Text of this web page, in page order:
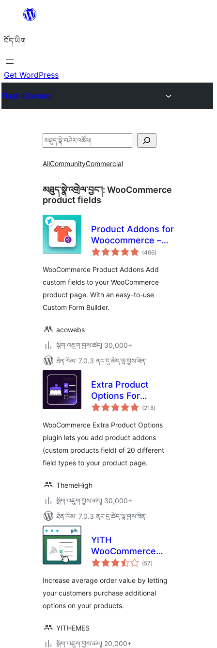
content
བོད་ཡིག
Get WordPress
Plugin Directory
བཤེར་
AllCommunityCommercial
མཐུད་སྣེ་འགྲེལ་བྱང་།: WooCommerce
product fields
Product Addons for
Woocommerce –
Product Options
(466གདེང་
འཇོག་
ཚང་།
)
WooCommerce Product Addons Add
custom fields to your WooCommerce
product page. With an easy-to-use
Custom Form Builder.
acowebs
སྒྲིག་འཇུག་བྱས་ཚད། 30,000+
ཐོན་རིམ་ 7.0.3 ནང་དུ་ཚོད་ལྟ་བྱས་ཟིན།
Extra Product
Options For
WooCommerce |
Addons and Fields
(218གདེང་
འཇོག་
ཚང་།
)
WooCommerce Extra Product Options
plugin lets you add product addons
(custom products field) of 20 different
field types to your product page.
ThemeHigh
སྒྲིག་འཇུག་བྱས་ཚད། 30,000+
ཐོན་རིམ་ 7.0.3 ནང་དུ་ཚོད་ལྟ་བྱས་ཟིན།
YITH
WooCommerce
Product Add-Ons
(57གདེང་
འཇོག་
ཚང་།
)
Increase average order value by letting
your customers purchase additional
options on your products.
YITHEMES
སྒྲིག་འཇུག་བྱས་ཚད། 20,000+